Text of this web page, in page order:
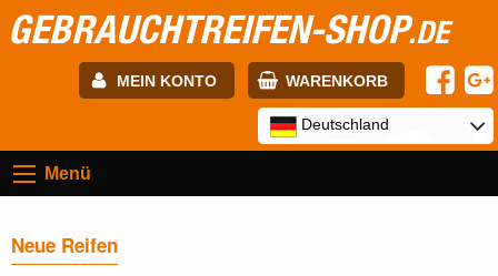
GEBRAUCHTREIFEN-SHOP.DE
MEIN KONTO WARENKORB
Passwort:
Deutschland
Menü
Neue Reifen